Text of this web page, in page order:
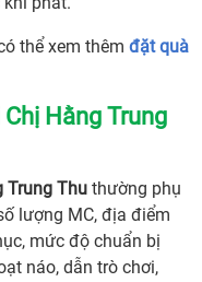
11.
Cuội
Hằng
thể xem thêm đặt quà
Hằng Trung
Trung Thu thường phụ
lượng MC, địa điểm
mức độ chuẩn bị
náo, dẫn trò chơi,